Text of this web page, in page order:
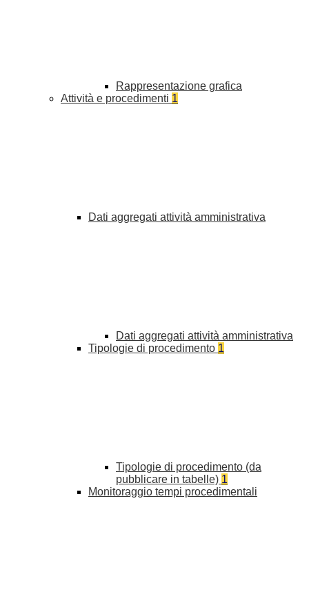
Rappresentazione grafica
Attività e procedimenti 1
Dati aggregati attività amministrativa
Dati aggregati attività amministrativa
Tipologie di procedimento 1
Tipologie di procedimento (da
pubblicare in tabelle) 1
Monitoraggio tempi procedimentali